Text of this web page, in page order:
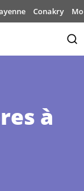
Conakry
à